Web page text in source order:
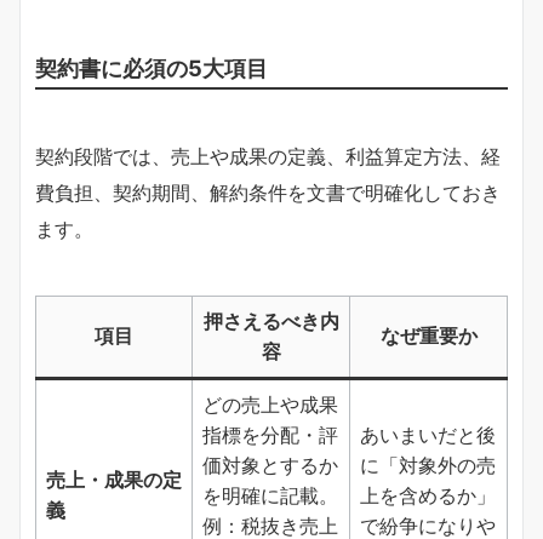
契約書に必須の5大項目
契約段階では、売上や成果の定義、利益算定方法、経
費負担、契約期間、解約条件を文書で明確化しておき
ます。
項目
押さえるべき内
容
なぜ重要か
売上・成果の定
義
どの売上や成果
指標を分配・評
価対象とするか
を明確に記載。
例：税抜き売上
あいまいだと後
に「対象外の売
上を含めるか」
で紛争になりや